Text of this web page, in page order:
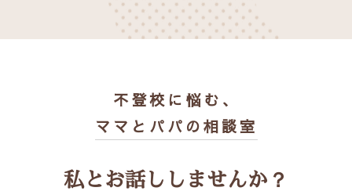
不登校に悩む、
ママとパパの相談室
私とお話ししませんか？